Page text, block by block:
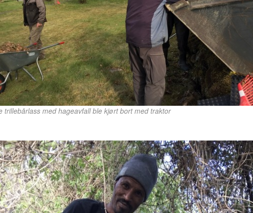
trillebårlass med hageavfall ble kjørt bort med traktor